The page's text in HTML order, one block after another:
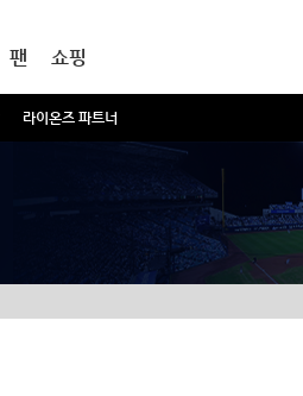
라이온즈 파트너
팬 쇼핑